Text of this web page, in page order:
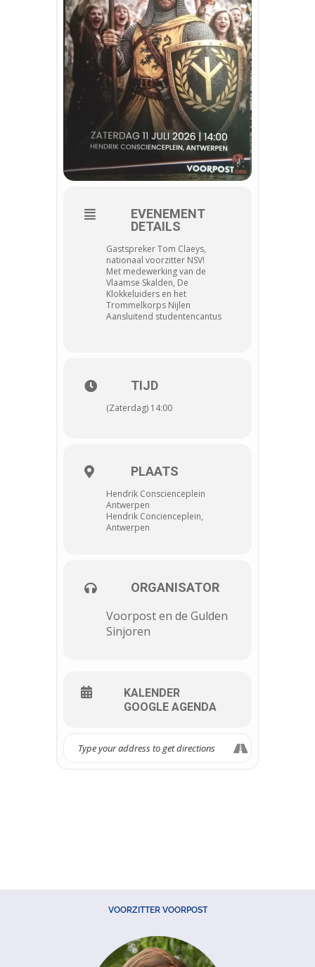
EVENEMENT
DETAILS
Gastspreker Tom Claeys,
nationaal voorzitter NSV!
Met medewerking van de
Vlaamse Skalden, De
Klokkeluiders en het
Trommelkorps Nijlen
Aansluitend studentencantus
TIJD
(Zaterdag) 14:00
PLAATS
Hendrik Conscienceplein
Antwerpen
Hendrik Concienceplein,
Antwerpen
ORGANISATOR
Voorpost en de Gulden
Sinjoren
KALENDER
GOOGLE AGENDA
VOORZITTER VOORPOST